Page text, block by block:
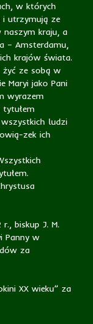
w których
i utrzymują ze
kraju, a
– Amsterdamu,
krajów świata.
żyć ze sobą w
Maryi jako Pani
wyrazem
tytułem
ludzi
zek ich
biskup J. M.
Panny w
za
XX wieku” za